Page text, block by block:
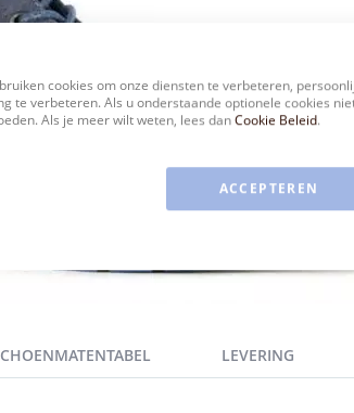
cookies om onze diensten te verbeteren,
te verbeteren. Als u onderstaande optionele cookies
Als je meer wilt weten, lees danCookie Beleid.
ACCEPTEREN
LEVERING